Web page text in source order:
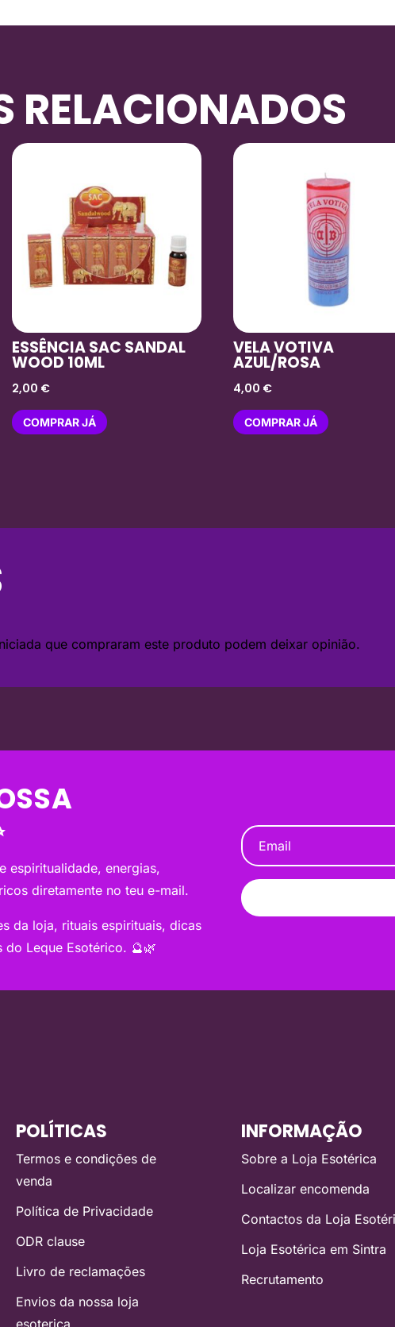
RELACIONADOS
ESSÊNCIA SAC SANDAL
WOOD 10ML
2,00 €
COMPRAR JÁ
VELA VOTIVA
AZUL/ROSA
4,00 €
COMPRAR JÁ
que compraram este produto podem deixar opinião.
espiritualidade, energias,
diretamente no teu e-mail.
da loja, rituais espirituais, dicas
Leque Esotérico. 🔮🌿
POLÍTICAS
Termos e condições de
venda
Política de Privacidade
ODR clause
Livro de reclamações
Envios da nossa loja
esoterica
INFORMAÇÃO
Sobre a Loja Esotérica
Localizar encomenda
Contactos da Loja
Loja Esotérica em Sintra
Recrutamento